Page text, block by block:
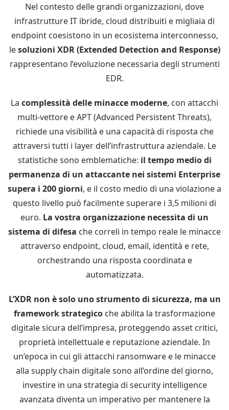
Nel contesto delle grandi organizzazioni, dove
infrastrutture IT ibride, cloud distribuiti e migliaia di
endpoint coesistono in un ecosistema interconnesso,
lesoluzioni XDR (Extended Detection and Response)
rappresentano l’evoluzione necessaria degli strumenti
EDR.
La complessità delle minacce moderne, con attacchi
multi-vettore e APT (Advanced Persistent Threats),
richiede una visibilità e una capacità di risposta che
attraversi tutti i layer dell’infrastruttura aziendale. Le
statistiche sono emblematiche: il tempo medio di
permanenza di un attaccante nei sistemi Enterprise
supera i 200 giorni, e il costo medio di una violazione a
questo livello può facilmente superare i 3,5 milioni di
euro. La vostra organizzazione necessita di un
sistema di difesa che correli in tempo reale le minacce
attraverso endpoint, cloud, email, identità e rete,
orchestrando una risposta coordinata e
automatizzata.
L’XDR non è solo uno strumento di sicurezza, ma un
framework strategico che abilita la trasformazione
digitale sicura dell’impresa, proteggendo asset critici,
proprietà intellettuale e reputazione aziendale. In
un’epoca in cui gli attacchi ransomware e le minacce
alla supply chain digitale sono all’ordine del giorno,
investire in una strategia di security intelligence
avanzata diventa un imperativo per mantenere la